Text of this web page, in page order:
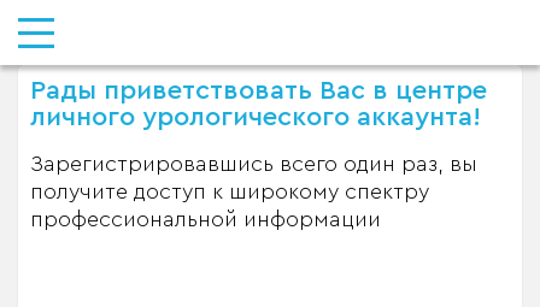
Рады приветствовать Вас в центре
личного урологического аккаунта!
Зарегистрировавшись всего один раз, вы
получите доступ к широкому спектру
профессиональной информации